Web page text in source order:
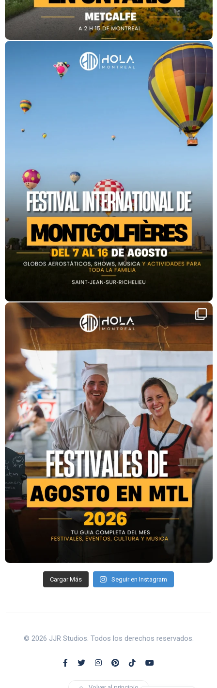
Cargar Más Seguir en Instagram
© 2026 JJR Studios. Todos los derechos reservados.